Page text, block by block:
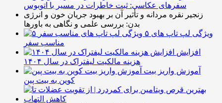
سفرهای عکاسی: ثبت خاطرات در مسیر با اتوبوس
زنجیر نقره مردانه و تأثیر آن بر بهبود جریان خون و انرژی
بدن: بررسی علمی و نگاهی به باورها
۵ ویژگی لپ تاپ های
مناسب سفر
افزایش
هزینه مالکیت لیفتراک در سال ۱۴۰۴
آموزش واریز بیت
کوین به بیت پین